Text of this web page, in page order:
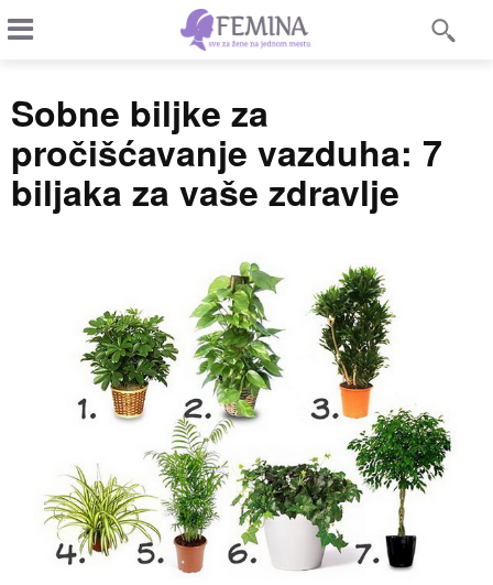
Sobne biljke za
pročišćavanje vazduha: 7
biljaka za vaše zdravlje